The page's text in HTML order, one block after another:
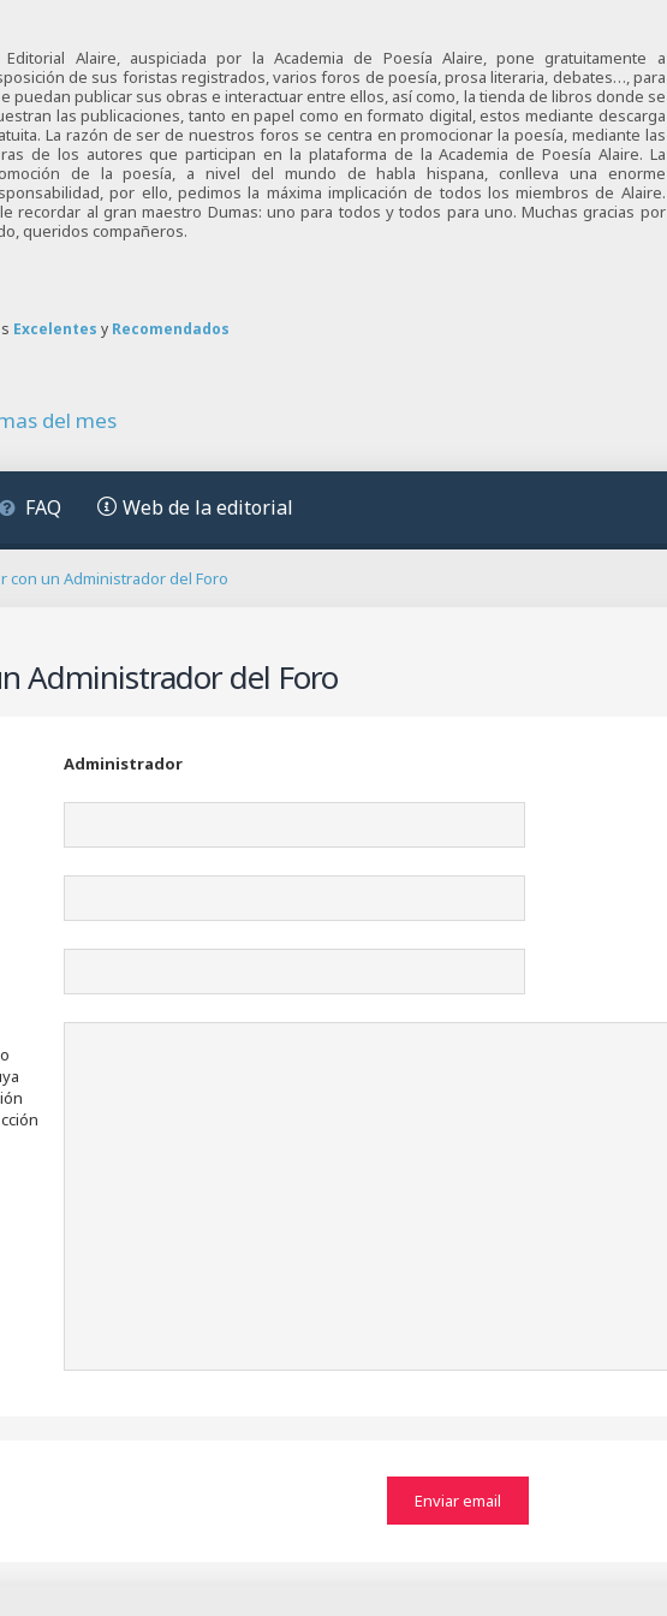
Editorial Alaire, auspiciada por la Academia de Poesía Alaire, pone gratuitamente a
de sus foristas registrados, varios foros de poesía, prosa literaria, debates…, para
puedan publicar sus obras e interactuar entre ellos, así como, la tienda de libros donde se
las publicaciones, tanto en papel como en formato digital, estos mediante descarga
La razón de ser de nuestros foros se centra en promocionar la poesía, mediante las
de los autores que participan en la plataforma de la Academia de Poesía Alaire. La
de la poesía, a nivel del mundo de habla hispana, conlleva una enorme
por ello, pedimos la máxima implicación de todos los miembros de Alaire.
recordar al gran maestro Dumas: uno para todos y todos para uno. Muchas gracias por
queridos compañeros.
Excelentes y Recomendados
del mes
FAQ Web de la editorial
con un Administrador del Foro
Administrador del Foro
Administrador